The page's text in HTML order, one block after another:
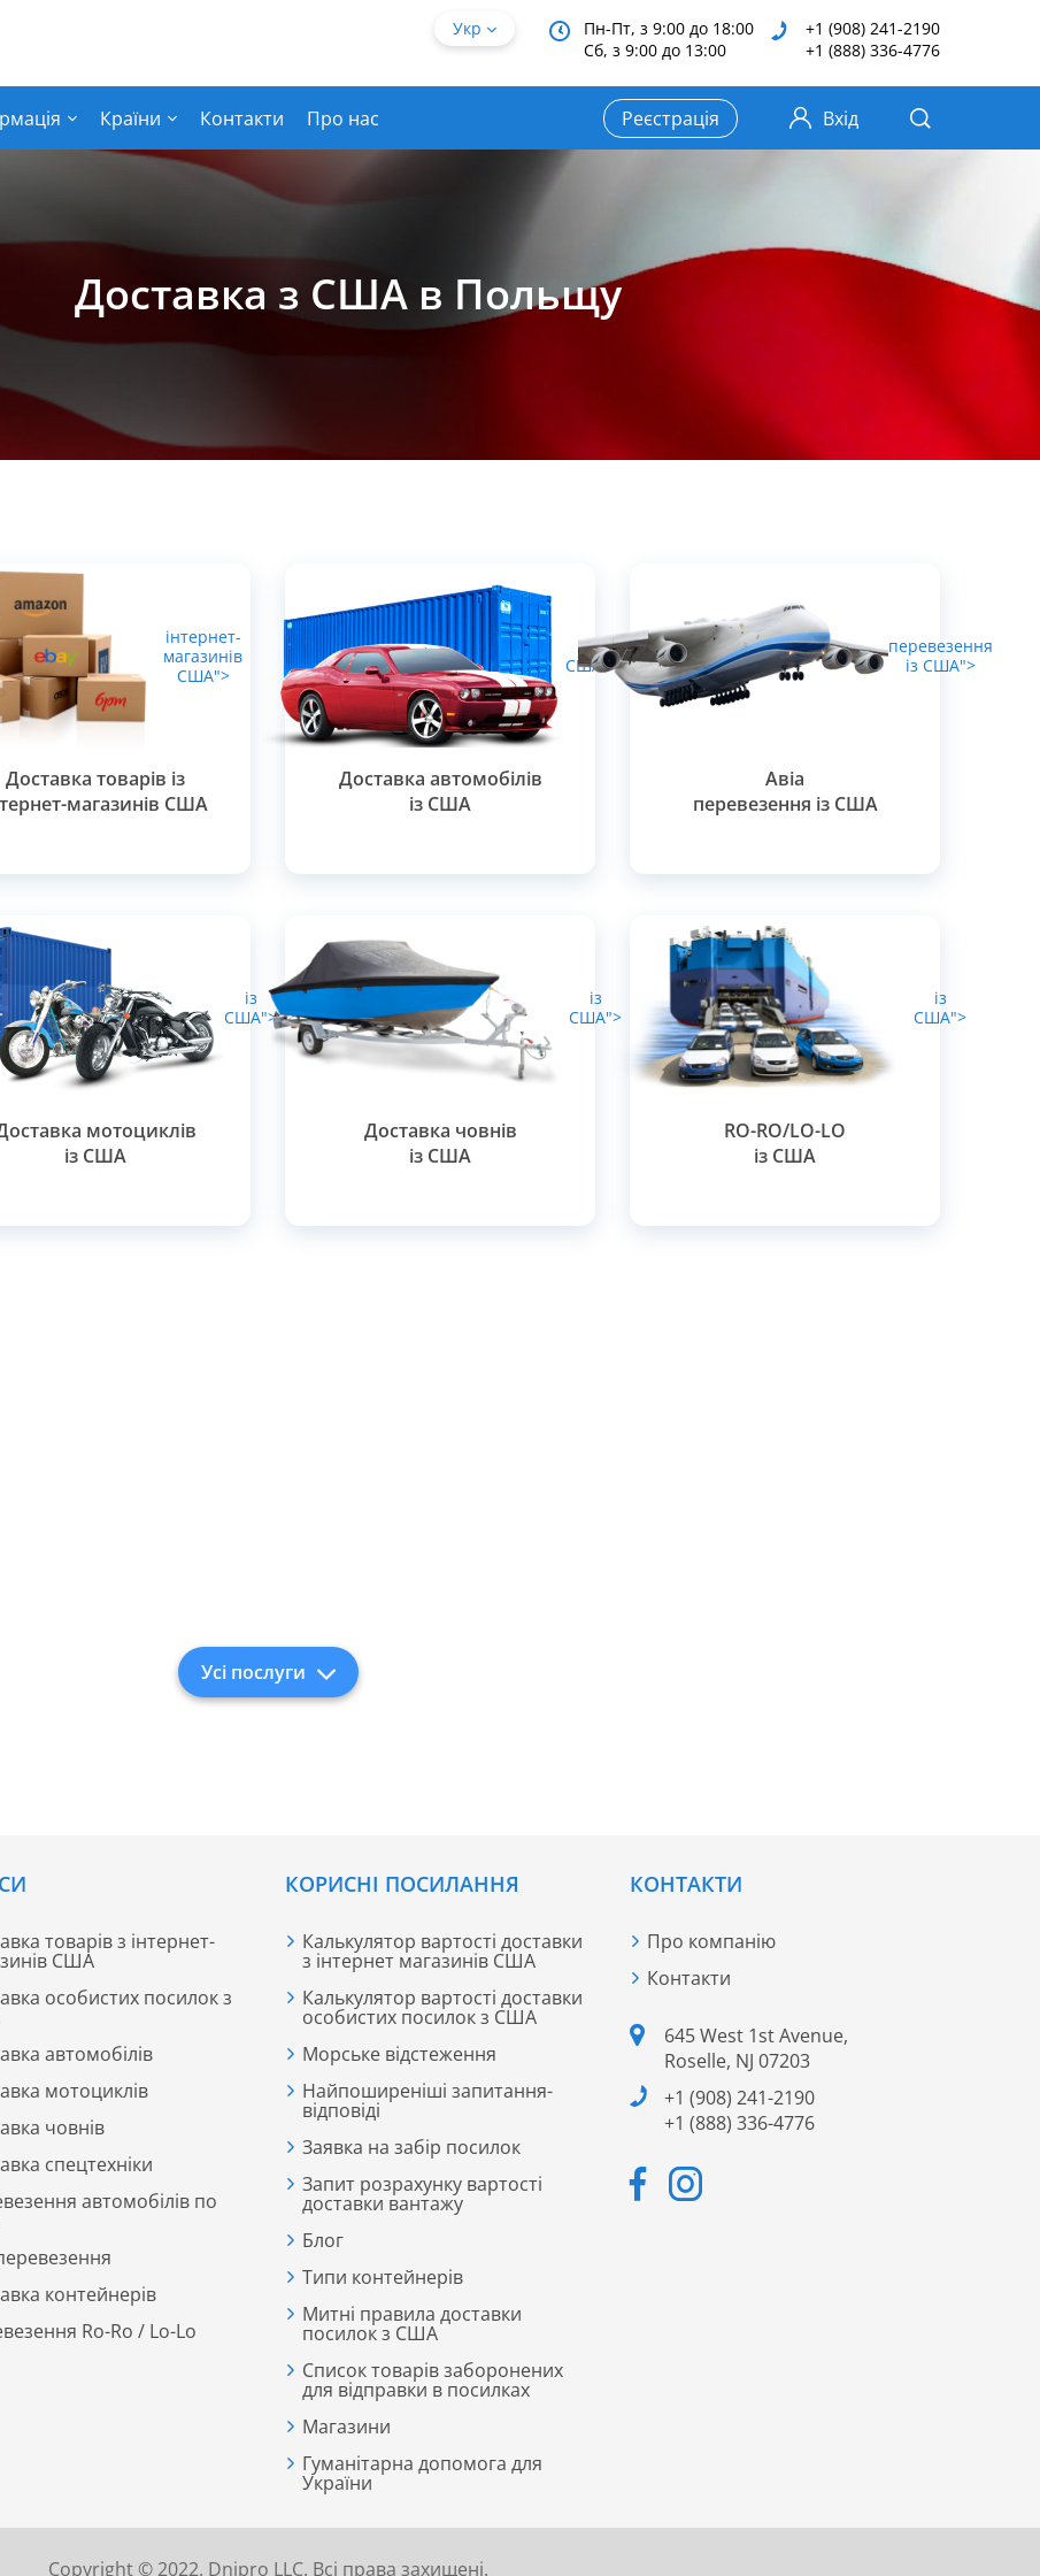
Доставка з США в Польщу
інтернет-
магазинів
США">
Доставка товарів із
магазинів США
із
США">
Доставка автомобілів
із США
перевезення
із США">
Авіа
перевезення із США
із
США">
мотоциклів
із США
із
США">
Доставка човнів
із США
із
США">
RO-RO/LO-LO
із США
Усі послуги
Укр
Пн-Пт, з 9:00 до 18:00
Сб, з 9:00 до 13:00
+1 (908) 241-2190
+1 (888) 336-4776
Країни Контакти Про нас Реєстрація Вхід
товарів з інтернет-
США
особистих посилок з
автомобілів
мотоциклів
човнів
спецтехніки
автомобілів по
контейнерів
Ro-Ro / Lo-Lo
КОРИСНІ ПОСИЛАННЯ
Калькулятор вартості доставки
з інтернет магазинів США
Калькулятор вартості доставки
особистих посилок з США
Морське відстеження
Найпоширеніші запитання-
відповіді
Заявка на забір посилок
Запит розрахунку вартості
доставки вантажу
Блог
Типи контейнерів
Митні правила доставки
посилок з США
Список товарів заборонених
для відправки в посилках
Магазини
Гуманітарна допомога для
України
КОНТАКТИ
Про компанію
Контакти
645 West 1st Avenue,
Roselle, NJ 07203
+1 (908) 241-2190
+1 (888) 336-4776
Copyright © 2022. Dnipro LLC. Всі права захищені.